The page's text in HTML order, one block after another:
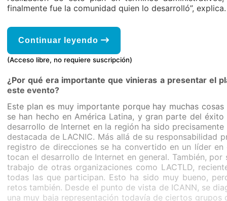
finalmente fue la comunidad quien lo desarrolló”, explica.
Continuar leyendo
(Acceso libre, no requiere suscripción)
¿Por qué era importante que vinieras a presentar el
este evento?
Este plan es muy importante porque hay muchas cosas
se han hecho en América Latina, y gran parte del
desarrollo de Internet en la región ha sido
destacada de LACNIC. Más allá de su responsabilidad
registro de direcciones se ha convertido en un líder en
tocan el desarrollo de Internet en general. También, por
trabajo de otras organizaciones como LACTLD,
todas las que participan. Esto ha sido muy bueno,
retos también. Desde el punto de vista de ICANN, se
una muy baja representación todavía de ciertos grupos